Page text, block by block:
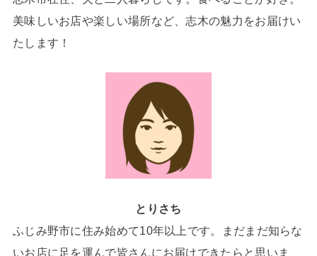
美味しいお店や楽しい場所など、志木の魅力をお届けい
たします！
とりさち
ふじみ野市に住み始めて10年以上です。まだまだ知らな
いお店に足を運んで皆さんにお届けできたらと思いま